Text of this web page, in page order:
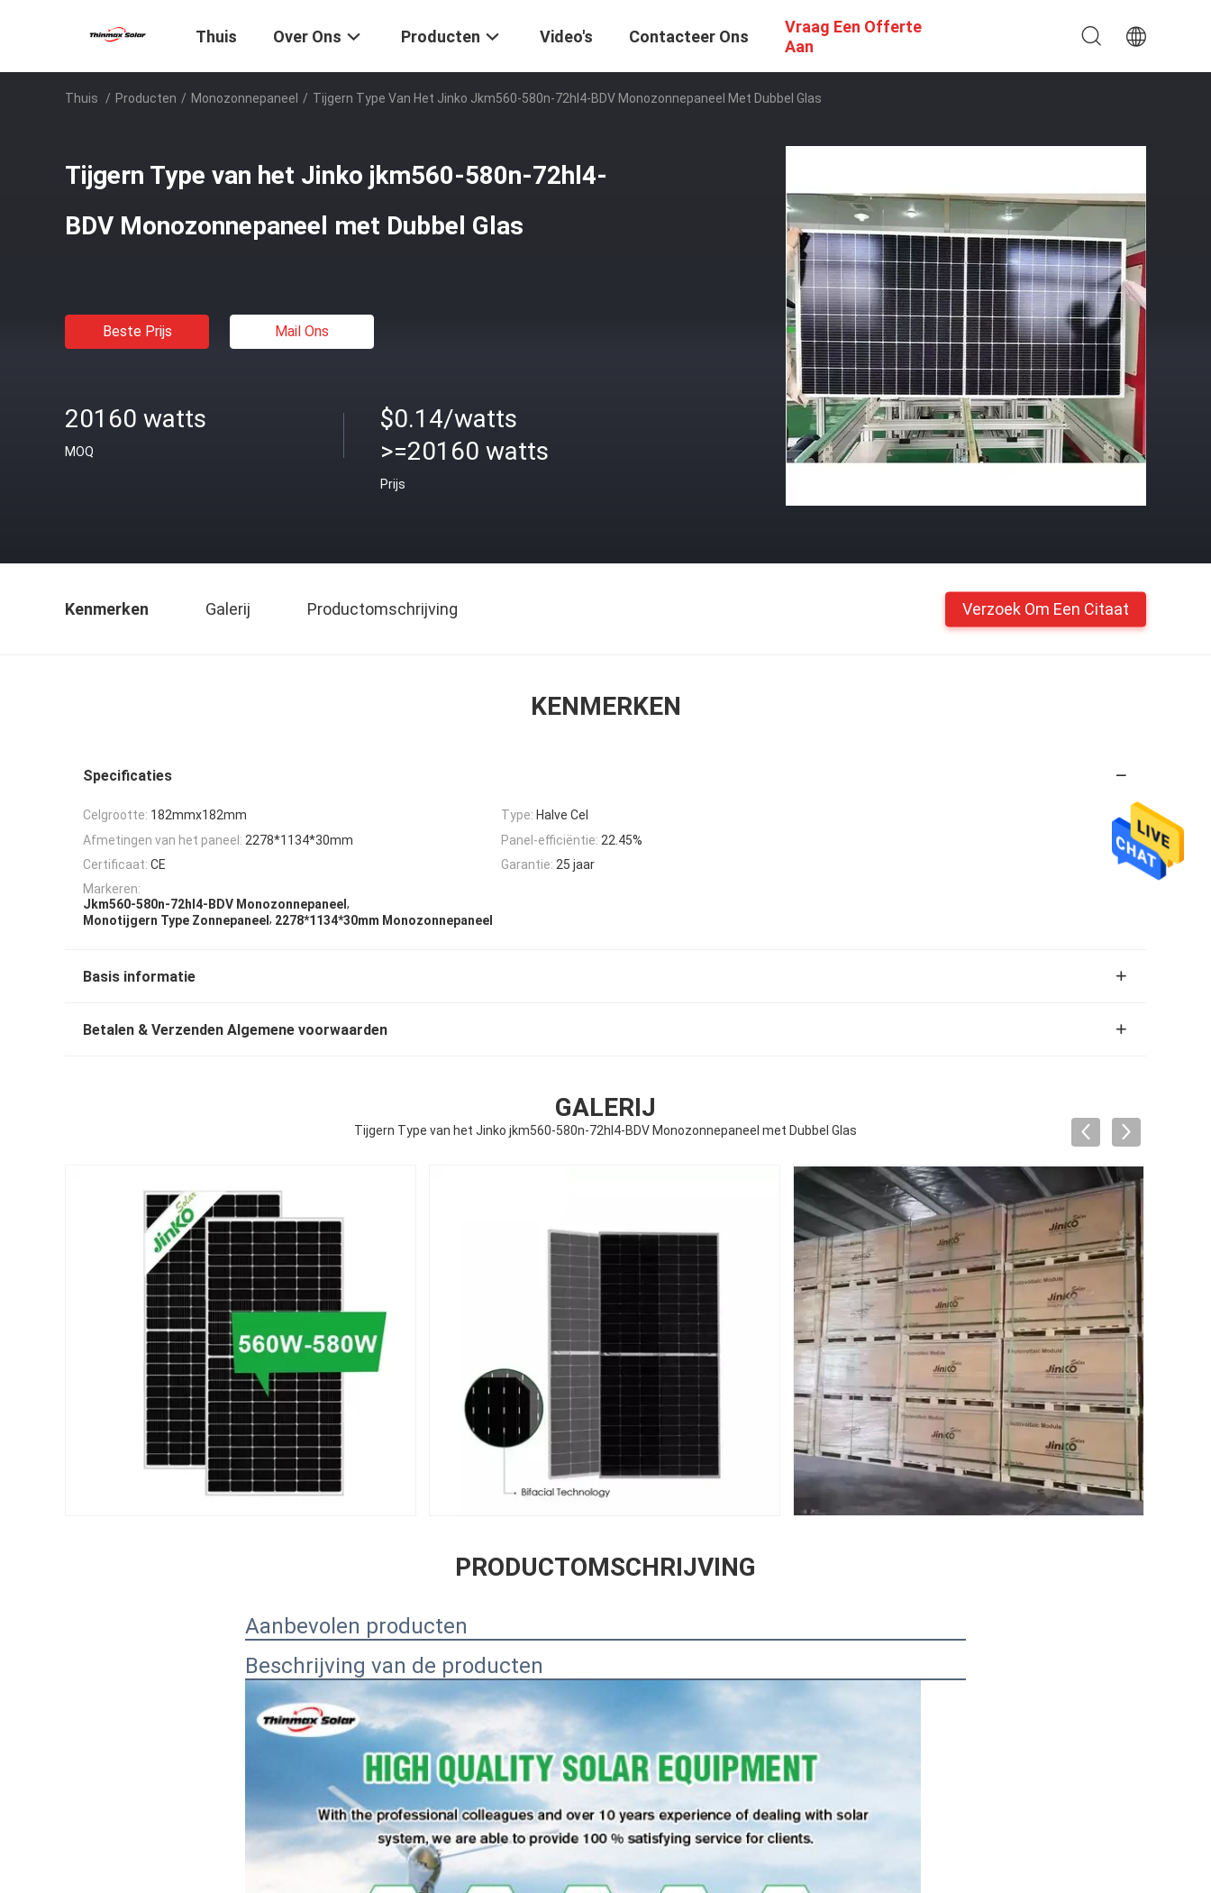
Thuis Over Ons Producten Video's Contacteer Ons
Vraag Een Offerte
Aan
Thuis / Producten / Monozonnepaneel / Tijgern Type Van Het Jinko Jkm560-580n-72hl4-BDV Monozonnepaneel Met Dubbel Glas
Tijgern Type van het Jinko jkm560-580n-72hl4-
BDV Monozonnepaneel met Dubbel Glas
Beste Prijs Mail Ons
20160 watts
MOQ
$0.14/watts
>=20160 watts
Prijs
Kenmerken Galerij Productomschrijving Verzoek Om Een Citaat
KENMERKEN
Specificaties
Celgrootte: 182mmx182mm Type: Halve Cel
Afmetingen van het paneel: 2278*1134*30mm Panel-efficiëntie: 22.45%
Certificaat: CE Garantie: 25 jaar
Markeren:
Jkm560-580n-72hl4-BDV Monozonnepaneel ,
Monotijgern Type Zonnepaneel , 2278*1134*30mm Monozonnepaneel
Basis informatie
Betalen & Verzenden Algemene voorwaarden
GALERIJ
Tijgern Type van het Jinko jkm560-580n-72hl4-BDV Monozonnepaneel met Dubbel Glas
PRODUCTOMSCHRIJVING
Aanbevolen producten
Beschrijving van de producten